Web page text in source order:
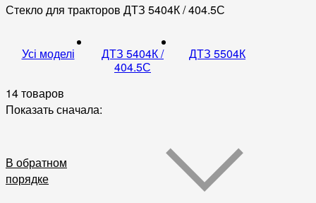
Стекло для тракторов ДТЗ 5404К / 404.5С
Усі моделі
ДТЗ 5404К /
404.5С
ДТЗ 5504К
14 товаров
Показать сначала:
В обратном
порядке